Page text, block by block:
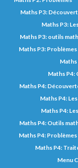
Maths P3:
Maths P3:
Maths P3: outils
Maths P3: Problèmes
Maths
Maths P4:
Maths P4:
Maths P4:
Maths P4: Outils
Maths P4: Problèmes
Maths P4:
Menu